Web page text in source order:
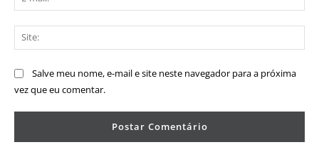
Salve meu nome, e-mail e site neste navegador para a próxima
vez que eu comentar.